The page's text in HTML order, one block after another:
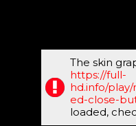
The skin
https://full-
hd.info/
ed-close-
loaded,